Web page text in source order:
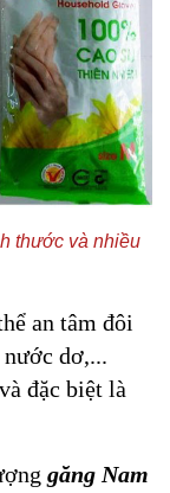
thước và nhiều
an tâm đôi
dơ,...
đặc biệt là
găng Nam